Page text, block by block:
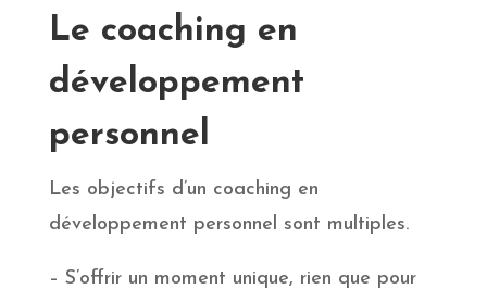
Le coaching en
développement
personnel
Les objectifs d’un coaching en
développement personnel sont multiples.
– S’offrir un moment unique, rien que pour